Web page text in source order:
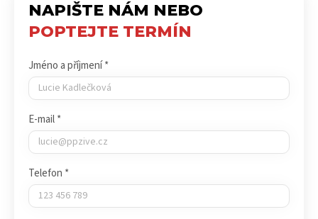
NAPIŠTE NÁM NEBO
POPTEJTE TERMÍN
Jméno a příjmení *
E-mail *
Telefon *